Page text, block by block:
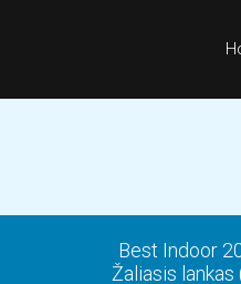
Best Indoor
Žaliasis lankas